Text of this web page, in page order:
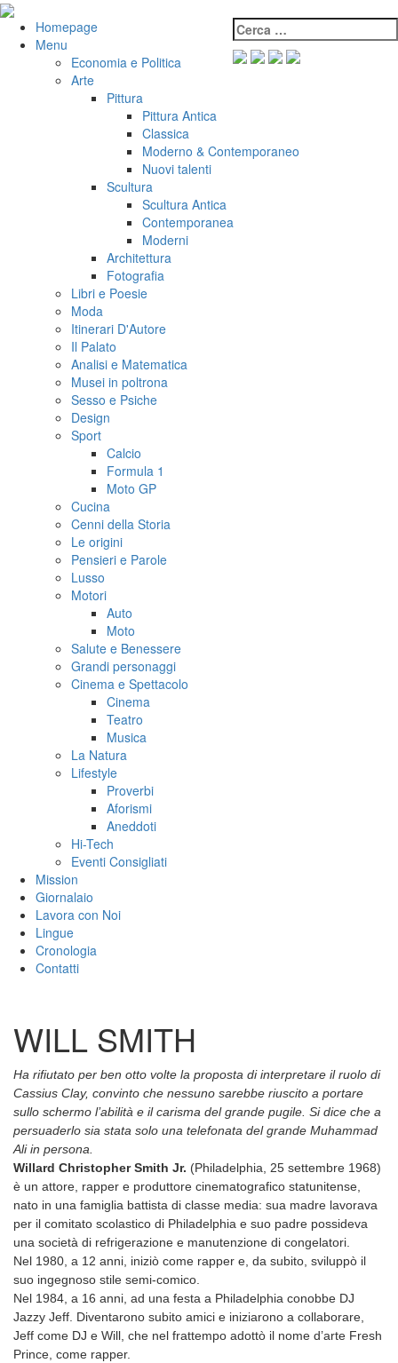
Salta
contenuto
VeniVidiVici Cerca:
Homepage
Menu
Economia e Politica
Arte
Pittura
Pittura Antica
Classica
Moderno & Contemporaneo
Nuovi talenti
Scultura
Scultura Antica
Contemporanea
Moderni
Architettura
Fotografia
Libri e Poesie
Moda
Itinerari D'Autore
Il Palato
Analisi e Matematica
Musei in poltrona
Sesso e Psiche
Design
Sport
Calcio
Formula 1
Moto GP
Cucina
Cenni della Storia
Le origini
Pensieri e Parole
Lusso
Motori
Auto
Moto
Salute e Benessere
Grandi personaggi
Cinema e Spettacolo
Cinema
Teatro
Musica
La Natura
Lifestyle
Proverbi
Aforismi
Aneddoti
Hi-Tech
Eventi Consigliati
Mission
Giornalaio
Lavora con Noi
Lingue
Cronologia
Contatti
WILL SMITH
Ha rifiutato per ben otto volte la proposta di interpretare il ruolo di
Cassius Clay, convinto che nessuno sarebbe riuscito a portare
sullo schermo l’abilità e il carisma del grande pugile. Si dice che a
persuaderlo sia stata solo una telefonata del grande Muhammad
Ali in persona.
Willard Christopher Smith Jr. (Philadelphia, 25 settembre 1968)
è un attore, rapper e produttore cinematografico statunitense,
nato in una famiglia battista di classe media: sua madre lavorava
per il comitato scolastico di Philadelphia e suo padre possideva
una società di refrigerazione e manutenzione di congelatori.
Nel 1980, a 12 anni, iniziò come rapper e, da subito, sviluppò il
suo ingegnoso stile semi-comico.
Nel 1984, a 16 anni, ad una festa a Philadelphia conobbe DJ
Jazzy Jeff. Diventarono subito amici e iniziarono a collaborare,
Jeff come DJ e Will, che nel frattempo adottò il nome d’arte Fresh
Prince, come rapper.